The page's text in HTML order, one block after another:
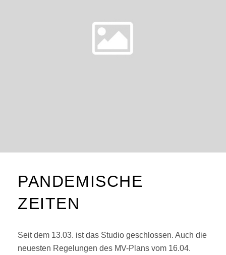
PANDEMISCHE
ZEITEN
Seit dem 13.03. ist das Studio geschlossen. Auch die
neuesten Regelungen des MV-Plans vom 16.04.